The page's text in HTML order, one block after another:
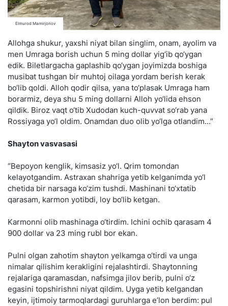
Elmurod Mamirjonov
Allohga shukur, yaxshi niyat bilan singlim, onam, ayolim va
men Umraga borish uchun 5 ming dollar yig‘ib qo‘ygan
edik. Biletlargacha gaplashib qo‘ygan joyimizda boshiga
musibat tushgan bir muhtoj oilaga yordam berish kerak
bo‘lib qoldi. Alloh qodir qilsa, yana to‘plasak Umraga ham
borarmiz, deya shu 5 ming dollarni Alloh yo‘lida ehson
qildik. Biroz vaqt o‘tib Xudodan kuch-quvvat so‘rab yana
Rossiyaga yo‘l oldim. Onamdan duo olib yo‘lga otlandim...”
Shayton vasvasasi
“Bepoyon kenglik, kimsasiz yo‘l. Qrim tomondan
kelayotgandim. Astraxan shahriga yetib kelganimda yo‘l
chetida bir narsaga ko‘zim tushdi. Mashinani to‘xtatib
qarasam, karmon yotibdi, loy bo‘lib ketgan.
Karmonni olib mashinaga o‘tirdim. Ichini ochib qarasam 4
900 dollar va 23 ming rubl bor ekan.
Pulni olgan zahotim shayton yelkamga o‘tirdi va unga
nimalar qilishim kerakligini rejalashtirdi. Shaytonning
rejalariga qaramasdan, nafsimga jilov berib, pulni o‘z
egasini topshirishni niyat qildim. Uyga yetib kelgandan
keyin, ijtimoiy tarmoqlardagi guruhlarga e’lon berdim: pul